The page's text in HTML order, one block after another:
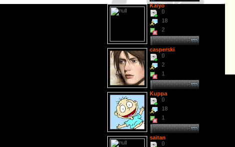
Kaiyo
0
18
2
casperski
0
2
1
Kuppa
0
18
1
saitan
0